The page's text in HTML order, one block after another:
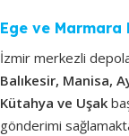
Ege ve Marmara
İzmir merkezli
Balıkesir, Manisa,
Kütahya ve Uşak
gönderimi